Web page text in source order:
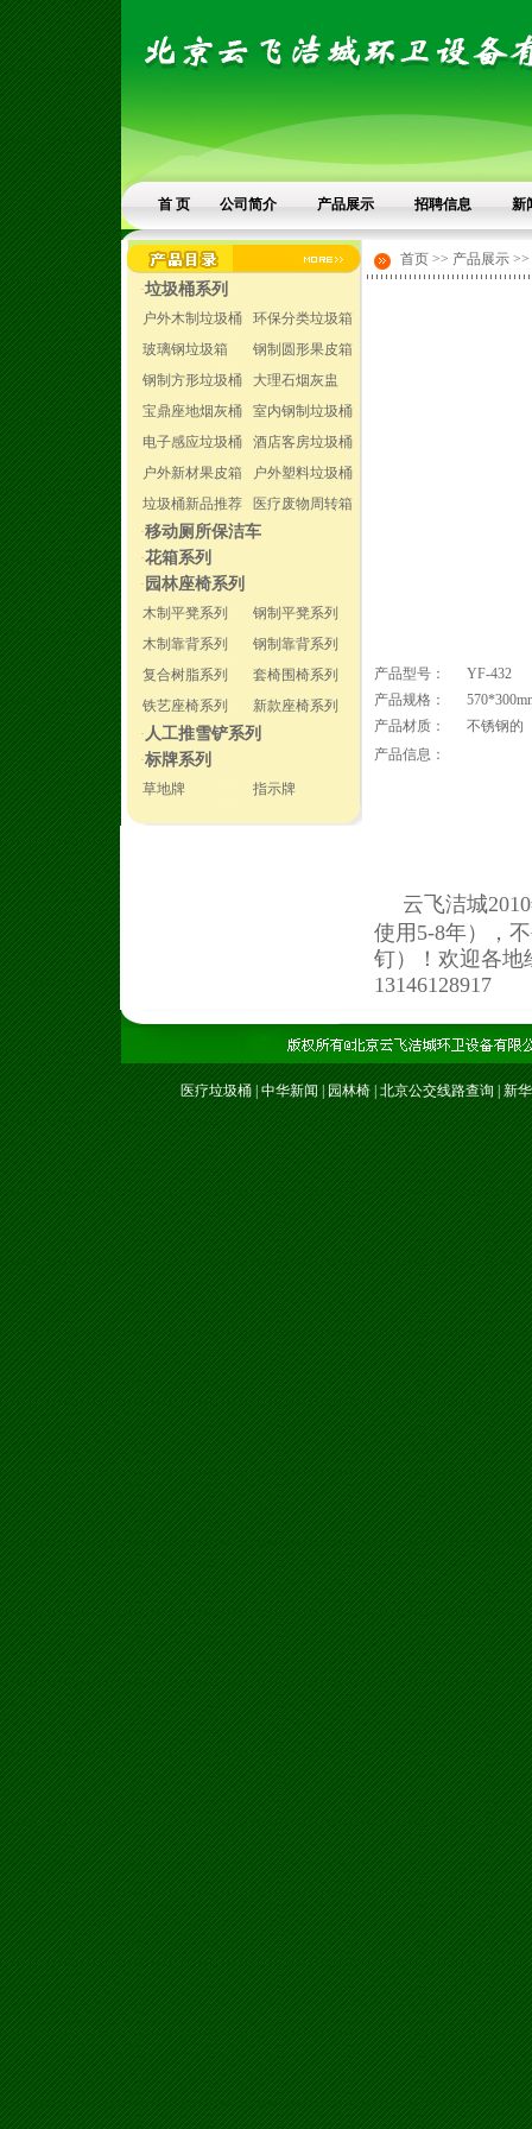
首 页 公司简介 产品展示 招聘信息 新
·垃圾桶系列
户外木制垃圾桶
环保分类垃圾箱
玻璃钢垃圾箱
钢制圆形果皮箱
钢制方形垃圾桶
大理石烟灰盅
宝鼎座地烟灰桶
室内钢制垃圾桶
电子感应垃圾桶
酒店客房垃圾桶
户外新材果皮箱
户外塑料垃圾桶
垃圾桶新品推荐
医疗废物周转箱
·移动厕所保洁车
·花箱系列
· 园林座椅系列
木制平凳系列
钢制平凳系列
木制靠背系列
钢制靠背系列
复合树脂系列
套椅围椅系列
铁艺座椅系列
新款座椅系列
· 人工推雪铲系列
·标牌系列
草地牌 指示牌
首页 >> 产品展示
产品型号：
YF-432
产品规格：
产品材质：
不锈钢的
产品信息：
云飞洁城
使用5-8年），
钉）！欢迎各地
13146128917
医疗垃圾桶| 中华新闻 园林椅| 北京公交线路查询| 新